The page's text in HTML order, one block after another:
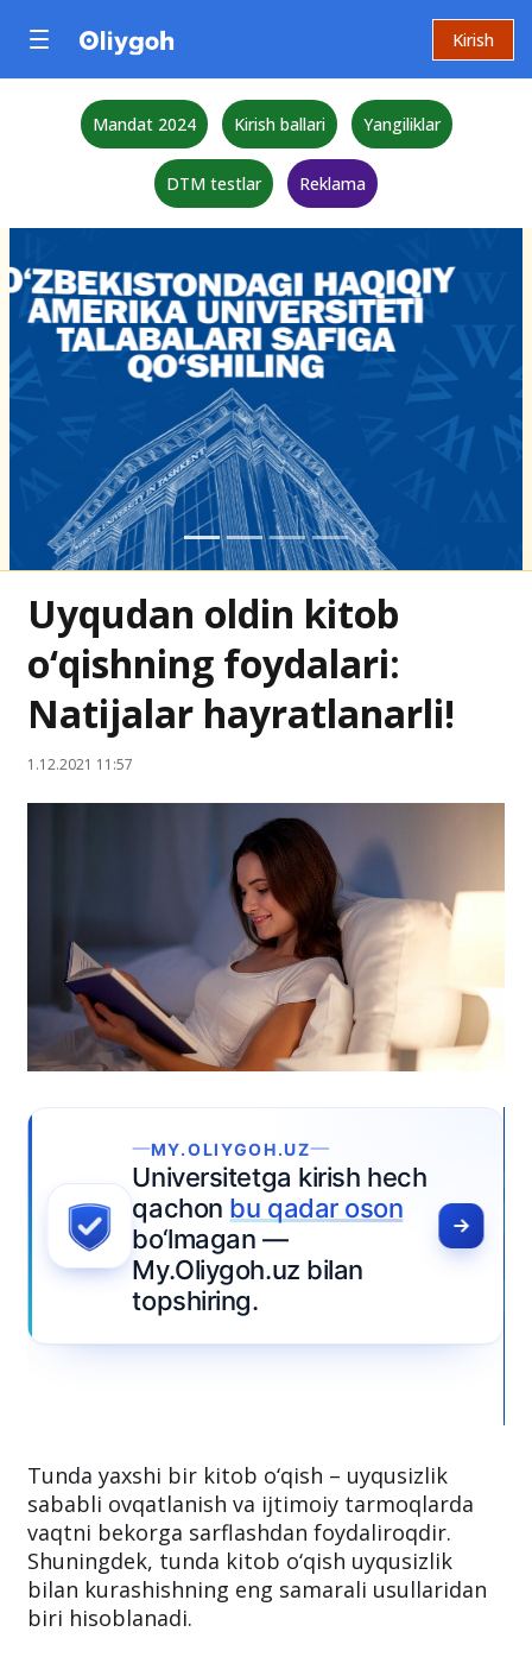
Kirish
Mandat 2024 Kirish ballari Yangiliklar
DTM testlar Reklama
Uyqudan oldin kitob
o‘qishning foydalari:
Natijalar hayratlanarli!
1.12.2021 11:57
Tunda yaxshi bir kitob o‘qish – uyqusizlik
sababli ovqatlanish va ijtimoiy tarmoqlarda
vaqtni bekorga sarflashdan foydaliroqdir.
Shuningdek, tunda kitob o‘qish uyqusizlik
bilan kurashishning eng samarali usullaridan
biri hisoblanadi.